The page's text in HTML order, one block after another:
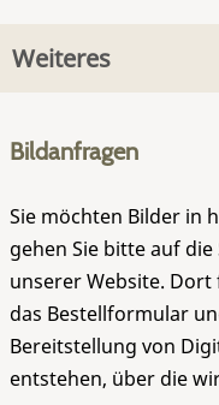
Weiteres
Bildanfragen
Sie möchten Bilder in
gehen Sie bitte auf die
unserer Website. Dort
das Bestellformular
Bereitstellung von
entstehen, über die